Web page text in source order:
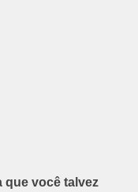
que você talvez